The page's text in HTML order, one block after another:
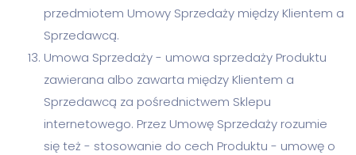
przedmiotem Umowy Sprzedaży między Klientem a
Sprzedawcą.
Umowa Sprzedaży - umowa sprzedaży Produktu
zawierana albo zawarta między Klientem a
Sprzedawcą za pośrednictwem Sklepu
internetowego. Przez Umowę Sprzedaży rozumie
się też - stosowanie do cech Produktu - umowę o